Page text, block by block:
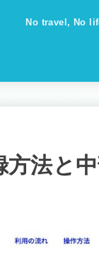
No travel, No
法と